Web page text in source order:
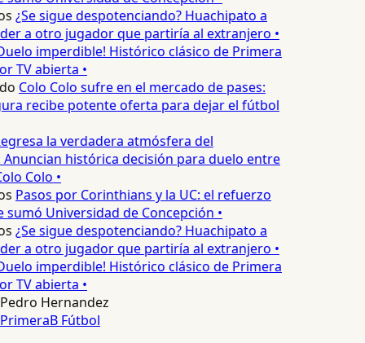
¿Se sigue despotenciando? Huachipato a
a otro jugador que partiría al extranjero •
imperdible! Histórico clásico de Primera
TV abierta •
Colo Colo sufre en el mercado de pases:
recibe potente oferta para dejar el fútbol
la verdadera atmósfera del
histórica decisión para duelo entre
Colo •
Pasos por Corinthians y la UC: el refuerzo
Universidad de Concepción •
¿Se sigue despotenciando? Huachipato a
a otro jugador que partiría al extranjero •
imperdible! Histórico clásico de Primera
TV abierta •
Pedro Hernandez
PrimeraB Fútbol